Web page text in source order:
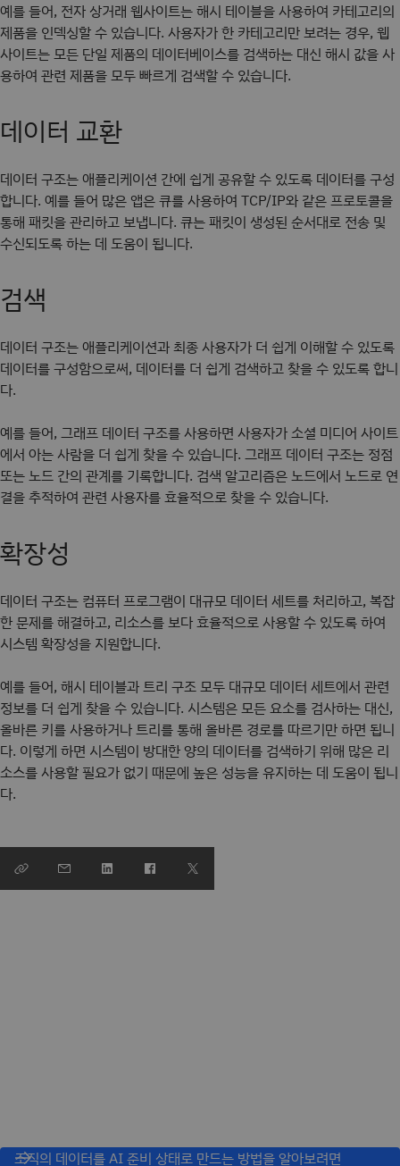
예를 들어, 전자 상거래 웹사이트는 해시 테이블을 사용하여 카테고리의
제품을 인덱싱할 수 있습니다. 사용자가 한 카테고리만 보려는 경우, 웹
사이트는 모든 단일 제품의 데이터베이스를 검색하는 대신 해시 값을 사
용하여 관련 제품을 모두 빠르게 검색할 수 있습니다.
데이터 교환
데이터 구조는 애플리케이션 간에 쉽게 공유할 수 있도록 데이터를 구성
합니다. 예를 들어 많은 앱은 큐를 사용하여 TCP/IP와 같은 프로토콜을
통해 패킷을 관리하고 보냅니다. 큐는 패킷이 생성된 순서대로 전송 및
수신되도록 하는 데 도움이 됩니다.
검색
데이터 구조는 애플리케이션과 최종 사용자가 더 쉽게 이해할 수 있도록
데이터를 구성함으로써, 데이터를 더 쉽게 검색하고 찾을 수 있도록 합니
다.
예를 들어, 그래프 데이터 구조를 사용하면 사용자가 소셜 미디어 사이트
에서 아는 사람을 더 쉽게 찾을 수 있습니다. 그래프 데이터 구조는 정점
또는 노드 간의 관계를 기록합니다. 검색 알고리즘은 노드에서 노드로 연
결을 추적하여 관련 사용자를 효율적으로 찾을 수 있습니다.
확장성
데이터 구조는 컴퓨터 프로그램이 대규모 데이터 세트를 처리하고, 복잡
한 문제를 해결하고, 리소스를 보다 효율적으로 사용할 수 있도록 하여
시스템 확장성을 지원합니다.
예를 들어, 해시 테이블과 트리 구조 모두 대규모 데이터 세트에서 관련
정보를 더 쉽게 찾을 수 있습니다. 시스템은 모든 요소를 검사하는 대신,
올바른 키를 사용하거나 트리를 통해 올바른 경로를 따르기만 하면 됩니
다. 이렇게 하면 시스템이 방대한 양의 데이터를 검색하기 위해 많은 리
소스를 사용할 필요가 없기 때문에 높은 성능을 유지하는 데 도움이 됩니
다.
조직의 데이터를 AI 준비 상태로 만드는 방법을 알아보려면